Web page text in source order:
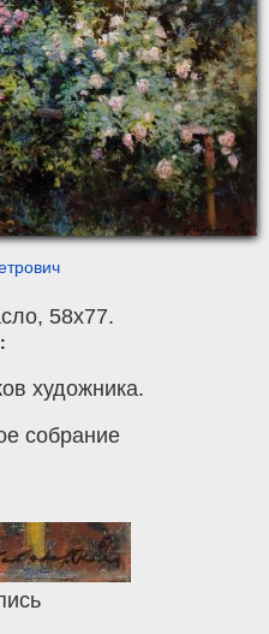
, 58x77.
художника.
собрание